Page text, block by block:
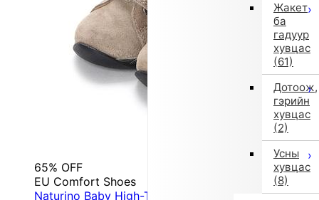
Жакет
ба
гадуур
хувцас
(61)
Дотоож,
гэрийн
хувцас
(2)
Усны
хувцас
(8)
65% OFF
EU Comfort Shoes
Naturino Baby High-Top Sneakers (Beige)